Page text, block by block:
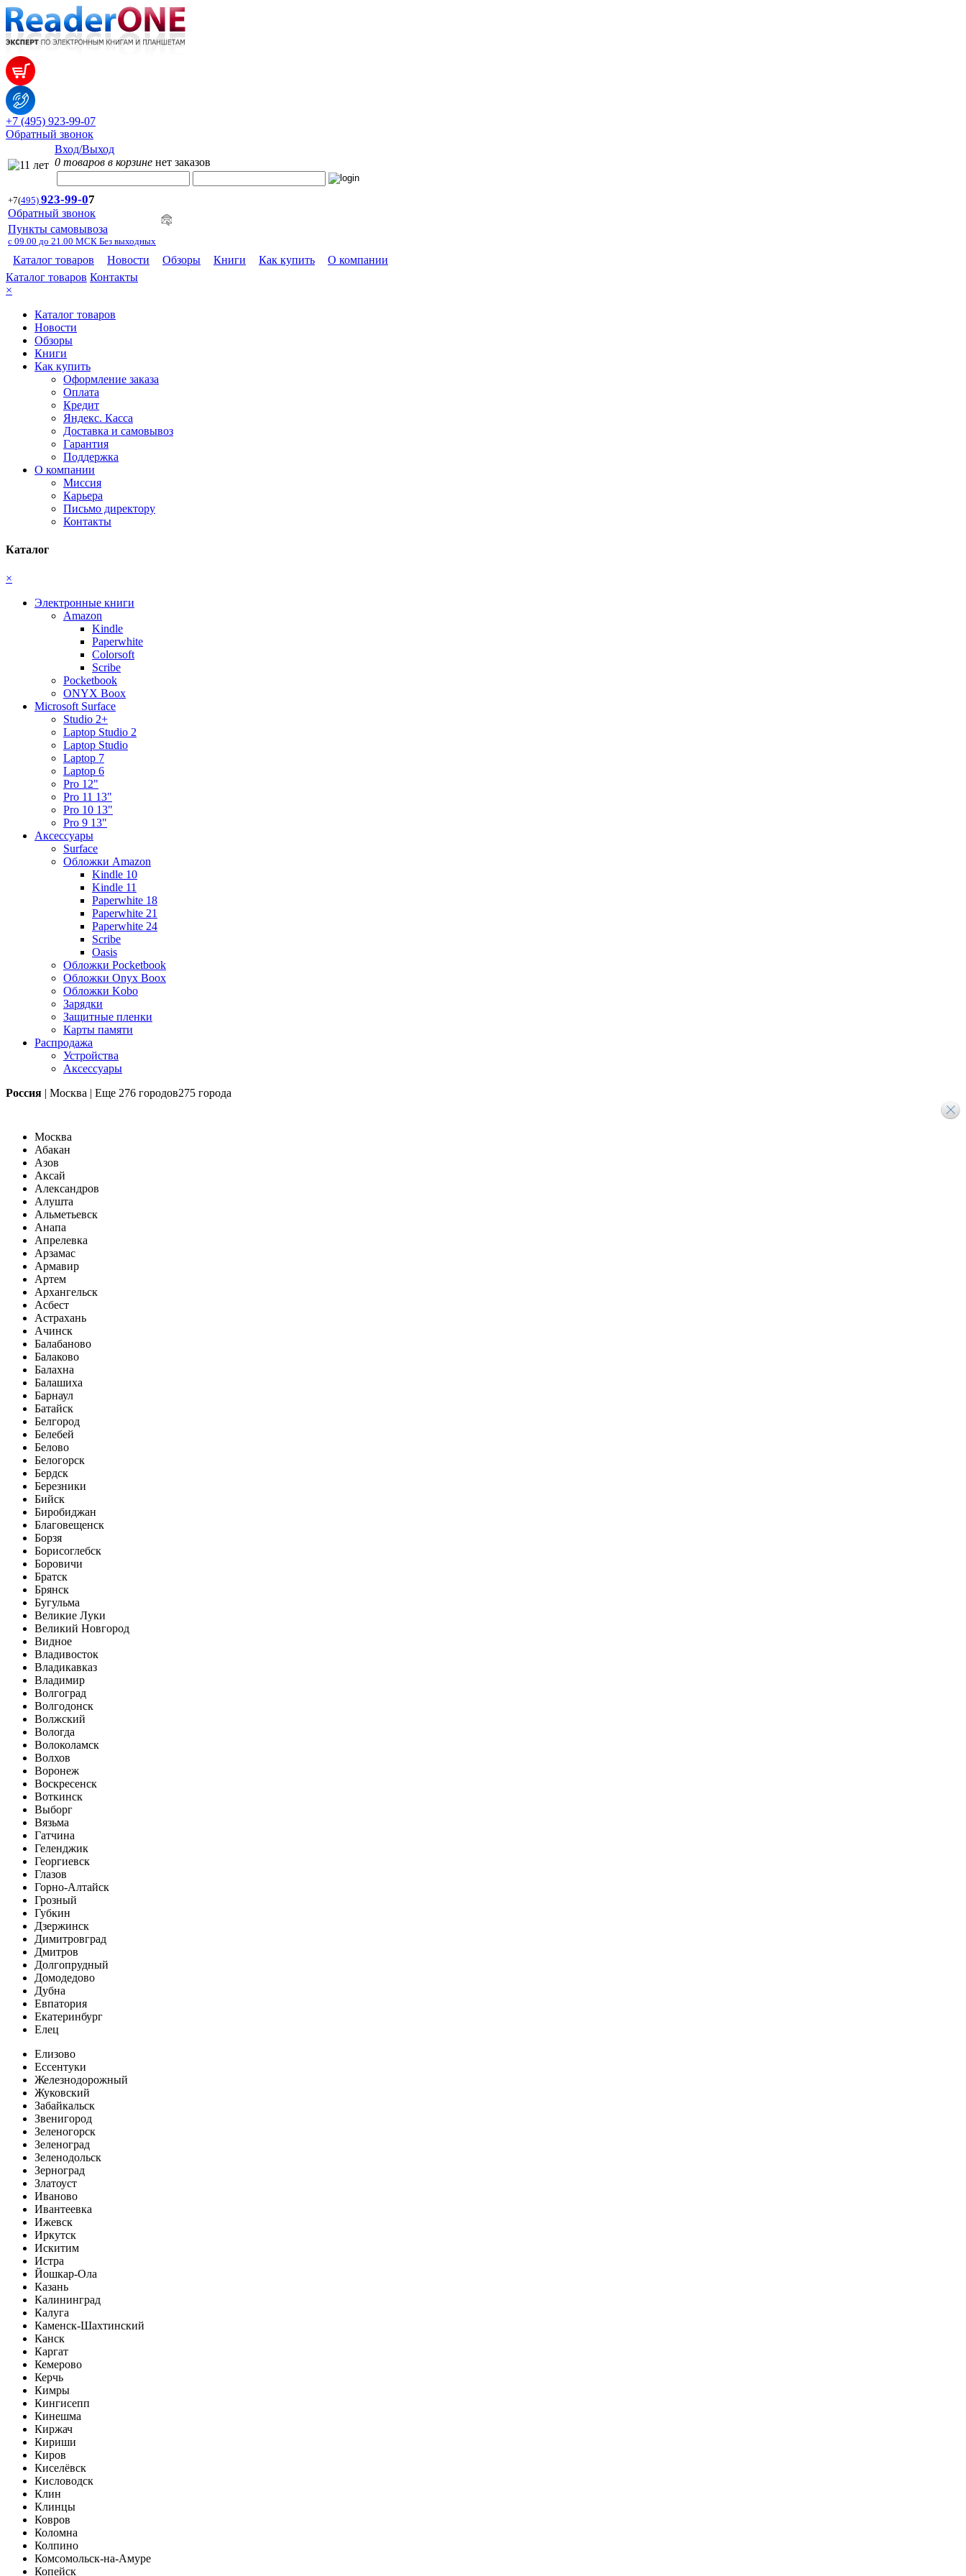
+7 (495) 923-99-07
Обратный звонок
Вход/Выход
0 товаров в корзине нет заказов
+7(495) 923-99-07
Обратный звонок
Пункты самовывоза
с 09.00 до 21.00 МСК Без выходных
Каталог товаров Новости Обзоры Книги Как купить
О компании
Каталог товаров Контакты
×
Каталог товаров
Новости
Обзоры
Книги
Как купить
Оформление заказа
Оплата
Кредит
Яндекс. Касса
Доставка и самовывоз
Гарантия
Поддержка
О компании
Миссия
Карьера
Письмо директору
Контакты
Каталог
×
Электронные книги
Amazon
Kindle
Paperwhite
Colorsoft
Scribe
Pocketbook
ONYX Boox
Microsoft Surface
Studio 2+
Laptop Studio 2
Laptop Studio
Laptop 7
Laptop 6
Pro 12"
Pro 11 13"
Pro 10 13"
Pro 9 13"
Аксессуары
Surface
Обложки Amazon
Kindle 10
Kindle 11
Paperwhite 18
Paperwhite 21
Paperwhite 24
Scribe
Oasis
Обложки Pocketbook
Обложки Onyx Boox
Обложки Kobo
Зарядки
Защитные пленки
Карты памяти
Распродажа
Устройства
Аксессуары
Россия | Москва | Еще 276 городов275 города
Москва
Абакан
Азов
Аксай
Александров
Алушта
Альметьевск
Анапа
Апрелевка
Арзамас
Армавир
Артем
Архангельск
Асбест
Астрахань
Ачинск
Балабаново
Балаково
Балахна
Балашиха
Барнаул
Батайск
Белгород
Белебей
Белово
Белогорск
Бердск
Березники
Бийск
Биробиджан
Благовещенск
Борзя
Борисоглебск
Боровичи
Братск
Брянск
Бугульма
Великие Луки
Великий Новгород
Видное
Владивосток
Владикавказ
Владимир
Волгоград
Волгодонск
Волжский
Вологда
Волоколамск
Волхов
Воронеж
Воскресенск
Воткинск
Выборг
Вязьма
Гатчина
Геленджик
Георгиевск
Глазов
Горно-Алтайск
Грозный
Губкин
Дзержинск
Димитровград
Дмитров
Долгопрудный
Домодедово
Дубна
Евпатория
Екатеринбург
Елец
Елизово
Ессентуки
Железнодорожный
Жуковский
Забайкальск
Звенигород
Зеленогорск
Зеленоград
Зеленодольск
Зерноград
Златоуст
Иваново
Ивантеевка
Ижевск
Иркутск
Искитим
Истра
Йошкар-Ола
Казань
Калининград
Калуга
Каменск-Шахтинский
Канск
Каргат
Кемерово
Керчь
Кимры
Кингисепп
Кинешма
Киржач
Кириши
Киров
Киселёвск
Кисловодск
Клин
Клинцы
Ковров
Коломна
Колпино
Комсомольск-на-Амуре
Копейск